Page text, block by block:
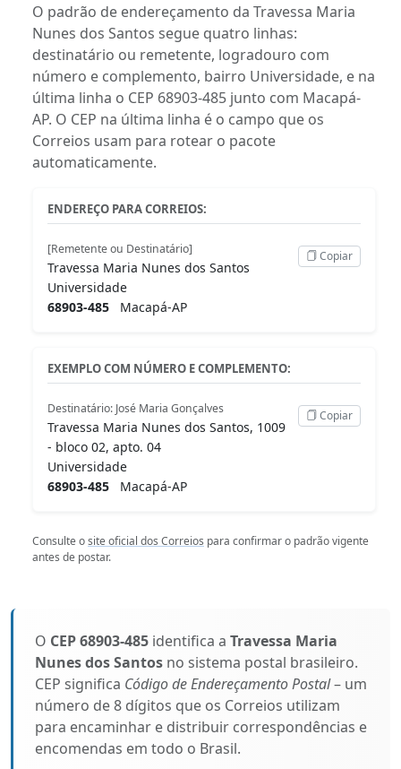
O padrão de endereçamento da Travessa Maria
Nunes dos Santos segue quatro linhas:
destinatário ou remetente, logradouro com
número e complemento, bairro Universidade, e na
última linha o CEP 68903-485 junto com Macapá-
AP. O CEP na última linha é o campo que os
Correios usam para rotear o pacote
automaticamente.
ENDEREÇO PARA CORREIOS:
[Remetente ou Destinatário]
Travessa Maria Nunes dos Santos
Universidade
68903-485 Macapá-AP
Copiar
EXEMPLO COM NÚMERO E COMPLEMENTO:
Destinatário: José Maria Gonçalves
Travessa Maria Nunes dos Santos, 1009
- bloco 02, apto. 04
Universidade
68903-485 Macapá-AP
Copiar
Consulte osite oficial dos Correios para confirmar o padrão vigente
antes de postar.
O CEP 68903-485 identifica a Travessa Maria
Nunes dos Santos no sistema postal brasileiro.
CEP significa Código de Endereçamento Postal– um
número de 8 dígitos que os Correios utilizam
para encaminhar e distribuir correspondências e
encomendas em todo o Brasil.